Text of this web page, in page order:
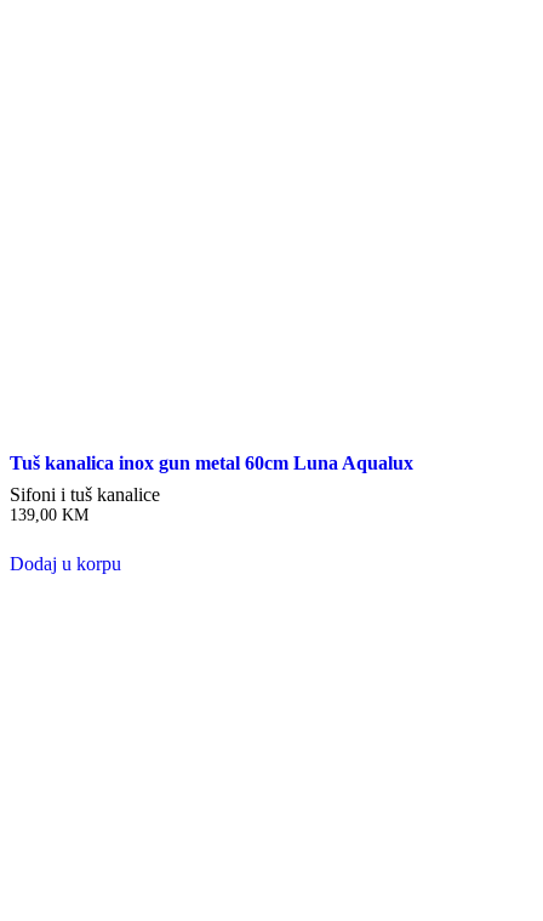
Tuš kanalica inox gun metal 60cm Luna Aqualux
Sifoni i tuš kanalice
139,00 KM
Dodaj u korpu